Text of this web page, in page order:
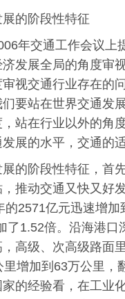
展的阶段性特征
年交通工作会议上
发展全局的角度审
视交通行业存在的
要站在世界交通发
站在行业以外的角
展的水平，交通的
的阶段性特征，首
推动交通又快又好
的2571亿元迅速增
了1.52倍。沿海港
高级、次高级路面
里增加到63万公里
的经验看，在工业